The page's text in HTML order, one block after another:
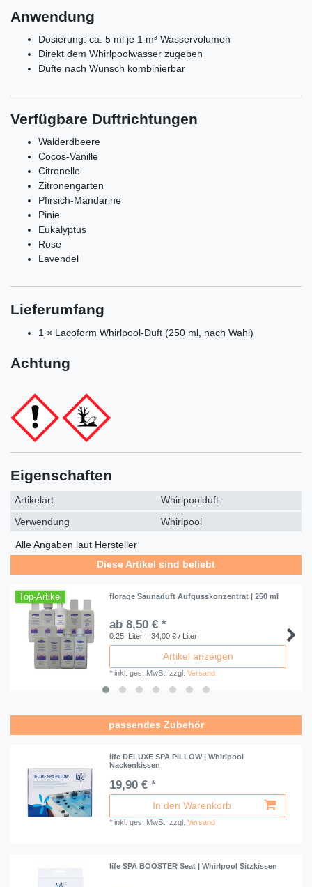
Anwendung
Dosierung: ca. 5 ml je 1 m³ Wasservolumen
Direkt dem Whirlpoolwasser zugeben
Düfte nach Wunsch kombinierbar
Verfügbare Duftrichtungen
Walderdbeere
Cocos-Vanille
Citronelle
Zitronengarten
Pfirsich-Mandarine
Pinie
Eukalyptus
Rose
Lavendel
Lieferumfang
1 × Lacoform Whirlpool-Duft (250 ml, nach Wahl)
Achtung
Eigenschaften
Artikelart
Whirlpoolduft
Verwendung
Whirlpool
Alle Angaben laut Hersteller
Diese Artikel sind beliebt
Top-Artikel florage Saunaduft Aufgusskonzentrat | 250 ml
ab 8,50 € *
0.25 Liter | 34,00 € / Liter
Artikel anzeigen
*inkl. ges. MwSt. zzgl.Versand
passendes Zubehör
life DELUXE SPA PILLOW | Whirlpool
Nackenkissen
19,90 € *
In den Warenkorb
*inkl. ges. MwSt. zzgl.Versand
life SPA BOOSTER Seat | Whirlpool Sitzkissen